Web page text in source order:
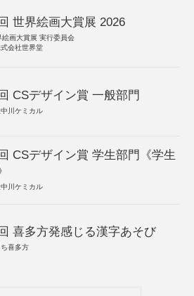
世界絵画大賞展 2026
絵画大賞展 実行委員会
会社世界堂
CSデザイン賞 一般部門
川ケミカル
CSデザイン賞 学生部門《学生
川ケミカル
喜多方発感じる漢字あそび
喜多方